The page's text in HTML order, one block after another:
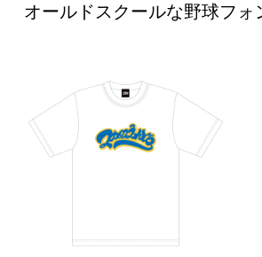
オールドスクールな野球フォ